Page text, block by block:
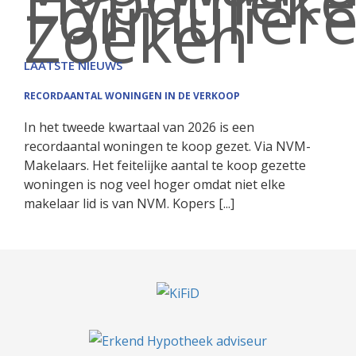
Zoeken
LAATSTE NIEUWS
RECORDAANTAL WONINGEN IN DE VERKOOP
In het tweede kwartaal van 2026 is een
recordaantal woningen te koop gezet. Via NVM-
Makelaars. Het feitelijke aantal te koop gezette
woningen is nog veel hoger omdat niet elke
makelaar lid is van NVM. Kopers [...]